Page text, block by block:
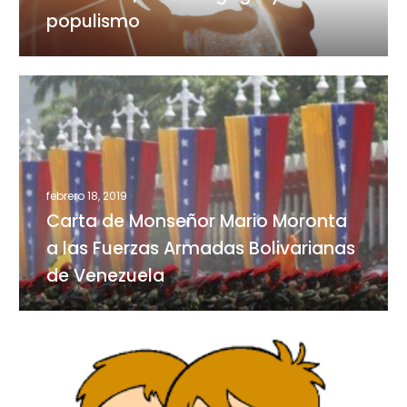
demagogia
el
populismo
populismo
Carta
de
Monseñor
Mario
Moronta
a
las
Fuerzas
Armadas
Bolivarianas
de
febrero 18, 2019
Carta de Monseñor Mario Moronta
a las Fuerzas Armadas Bolivarianas
de Venezuela
Padrenuestro